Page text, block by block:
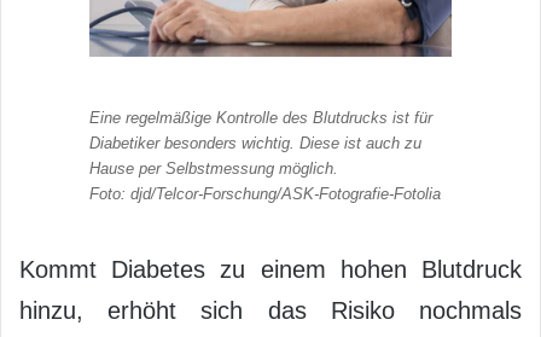
Eine regelmäßige Kontrolle des Blutdrucks ist für
Diabetiker besonders wichtig. Diese ist auch zu
Hause per Selbstmessung möglich.
Foto: djd/Telcor-Forschung/ASK-Fotografie-Fotolia
Kommt Diabetes zu einem hohen Blutdruck
hinzu, erhöht sich das Risiko nochmals